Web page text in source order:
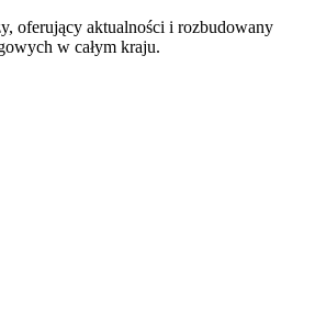
oferujący aktualności i rozbudowany
w całym kraju.